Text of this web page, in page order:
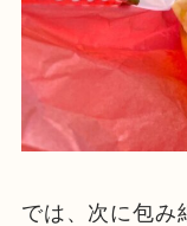
では、次に包み